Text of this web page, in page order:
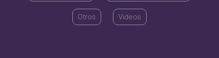
Otros Videos